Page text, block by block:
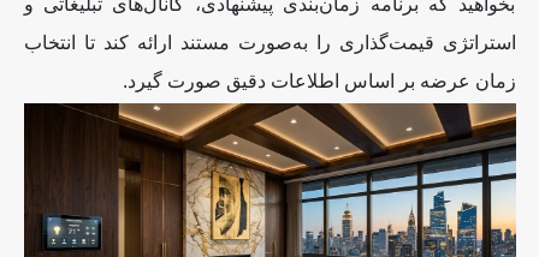
بخواهید که برنامه زمان‌بندی پیشنهادی، کانال‌های تبلیغاتی و
استراتژی قیمت‌گذاری را به‌صورت مستند ارائه کند تا انتخاب
زمان عرضه بر اساس اطلاعات دقیق صورت گیرد.